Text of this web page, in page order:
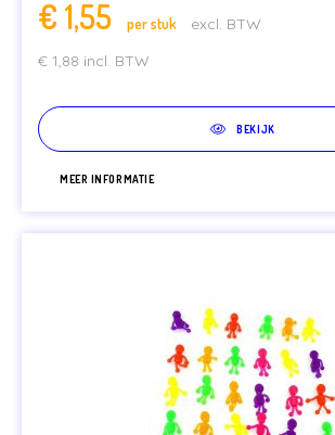
€ 1,55 per stuk
excl. BTW
€ 1,88 incl. BTW
BEKIJK
MEER INFORMATIE